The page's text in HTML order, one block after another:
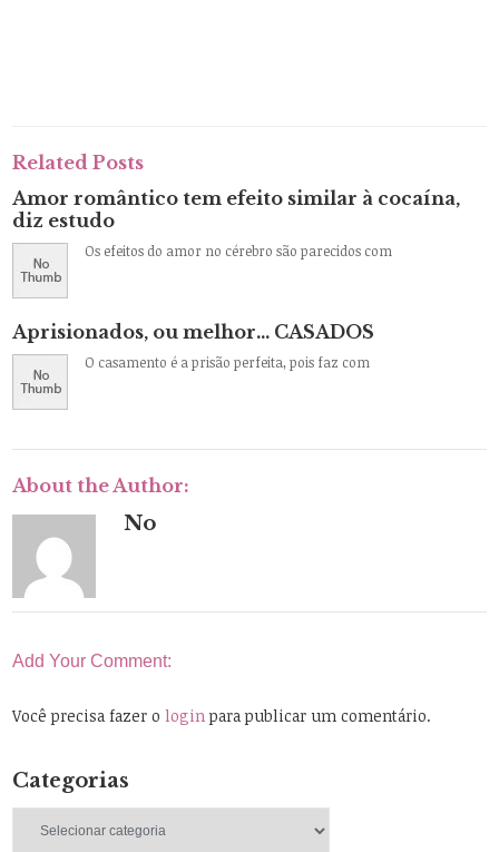
Related Posts
Amor romântico tem efeito similar à cocaína,
diz estudo
Os efeitos do amor no cérebro são parecidos com
Aprisionados, ou melhor… CASADOS
O casamento é a prisão perfeita, pois faz com
About the Author:
No
Add Your Comment:
Você precisa fazer ologin para publicar um comentário.
Categorias